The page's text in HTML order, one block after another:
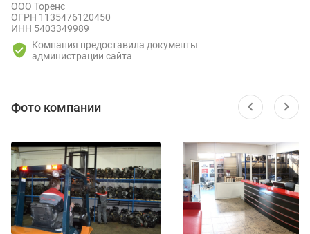
ООО Торенс
ОГРН 1135476120450
ИНН 5403349989
Компания предоставила документы
администрации сайта
Фото компании